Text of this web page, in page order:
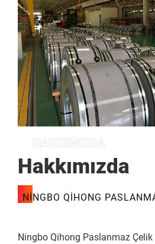
Hakkımızda
HAKKIMIZDA
NINGBO QIHONG
Ningbo Qihong Paslanmaz Çelik